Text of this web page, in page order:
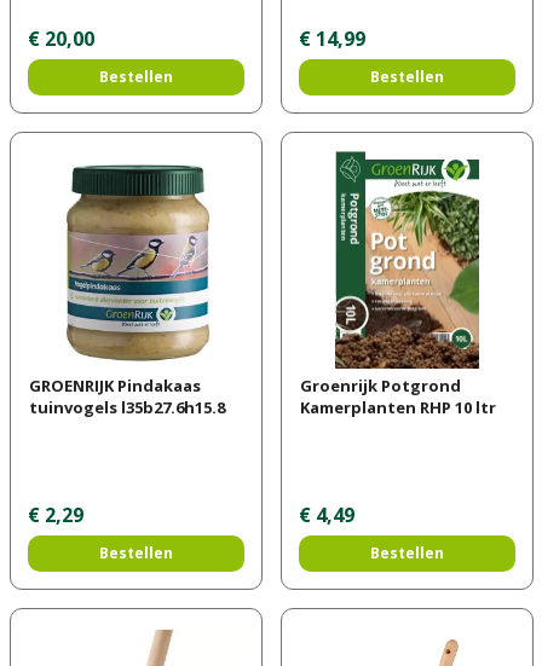
€ 20,00
Bestellen
€ 14,99
Bestellen
GROENRIJK Pindakaas
tuinvogels l35b27.6h15.8
€ 2,29
Bestellen
Groenrijk Potgrond
Kamerplanten RHP 10 ltr
€ 4,49
Bestellen